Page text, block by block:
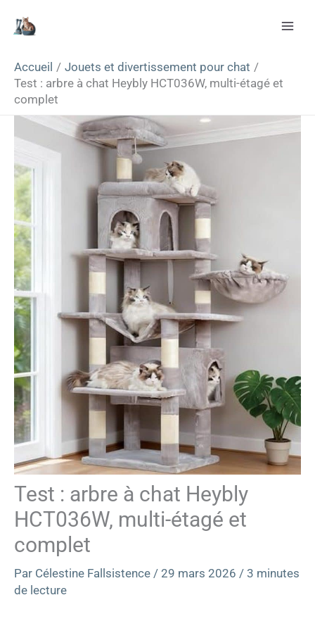
Accueil
Jouets et divertissement pour chat
Test : arbre à chat Heybly HCT036W, multi-étagé et
complet
Test : arbre à chat Heybly
HCT036W, multi-étagé et
complet
Par Célestine Fallsistence / 29 mars 2026 / 3 minutes
de lecture